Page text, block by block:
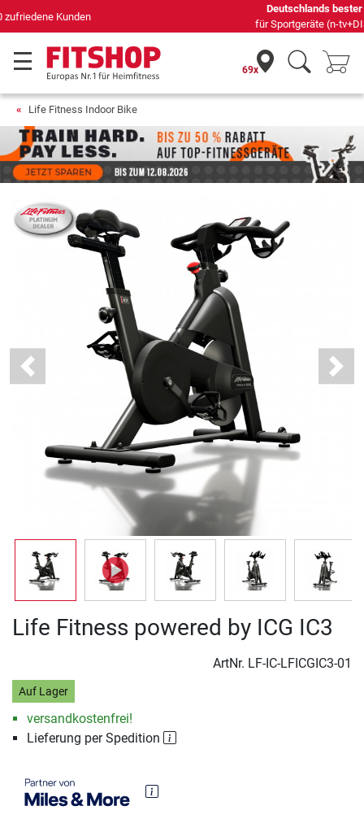
für Sportgeräte (n-tv+DISQ 2016-2024)
69x
Life Fitness Indoor Bike
Previous Next
Life Fitness powered by ICG IC3
ArtNr. LF-IC-LFICGIC3-01
Auf Lager
versandkostenfrei!
Lieferung per Spedition